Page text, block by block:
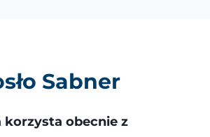
Sabner
korzysta obecnie z